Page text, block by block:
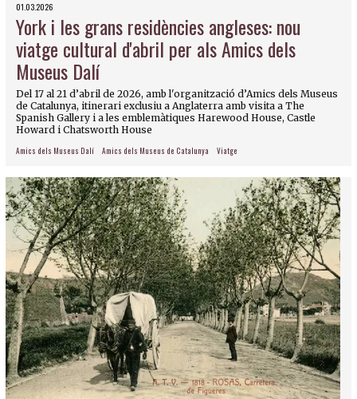
01.03.2026
York i les grans residències angleses: nou
viatge cultural d'abril per als Amics dels
Museus Dalí
Del 17 al 21 d’abril de 2026, amb l'organització d’Amics dels Museus
de Catalunya, itinerari exclusiu a Anglaterra amb visita a The
Spanish Gallery i a les emblemàtiques Harewood House, Castle
Howard i Chatsworth House
Amics dels Museus Dalí Amics dels Museus de Catalunya Viatge